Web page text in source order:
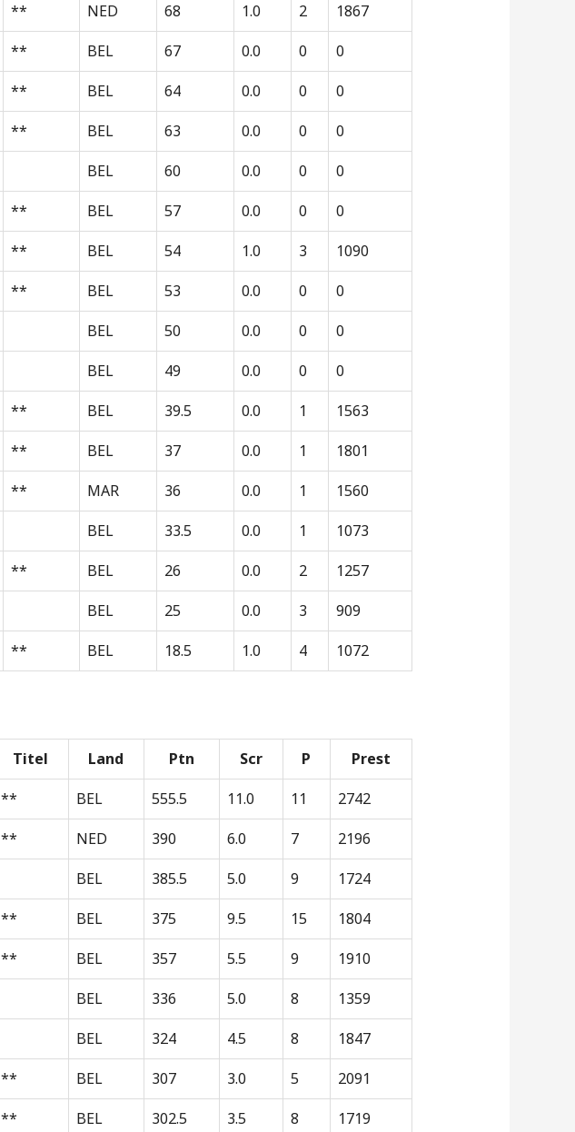
** NED 68 1.0 2
1867
** BEL 67 0.0 0
0
** BEL 64 0.0 0
0
** BEL 63 0.0 0
0
BEL 60 0.0 0
0
** BEL 57 0.0 0
0
** BEL 54 1.0 3
1090
** BEL 53 0.0 0
0
BEL 50 0.0 0
0
BEL 49 0.0 0
0
** BEL 39.5 0.0 1
1563
** BEL 37 0.0 1
1801
** MAR 36 0.0 1
1560
BEL 33.5 0.0 1
1073
** BEL 26 0.0 2
1257
BEL 25 0.0 3
909
** BEL 18.5 1.0 4 1072
Titel Land Ptn Scr P
Prest
** BEL 555.5 11.0 11
2742
** NED 390 6.0 7
2196
BEL 385.5 5.0 9
1724
** BEL 375 9.5 15
1804
** BEL 357 5.5 9
1910
BEL 336 5.0 8
1359
BEL 324 4.5 8
1847
** BEL 307 3.0 5
2091
** BEL 302.5 3.5 8 1719